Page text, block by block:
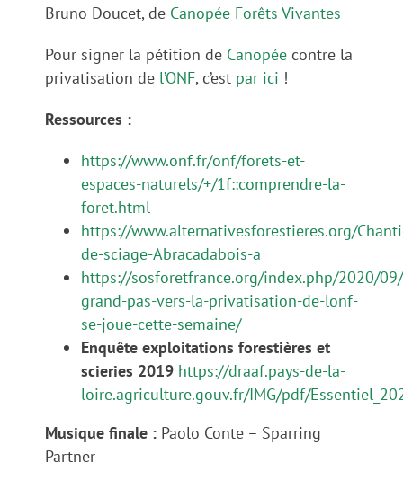
Bruno Doucet, de Canopée Forêts Vivantes
Pour signer la pétition de Canopée contre la
privatisation de l’ONF, c’est par ici !
Ressources :
https://www.onf.fr/onf/forets-et-
espaces-naturels/+/1f::comprendre-la-
foret.html
https://www.alternativesforestieres.org/
de-sciage-Abracadabois-a
https://sosforetfrance.org/index.php/2020/
grand-pas-vers-la-privatisation-de-lonf-
se-joue-cette-semaine/
Enquête exploitations forestières et
scieries 2019 https://draaf.pays-de-la-
loire.agriculture.gouv.fr/IMG/pdf/
Musique finale : Paolo Conte – Sparring
Partner